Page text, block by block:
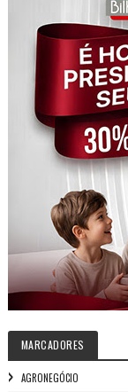
MARCADORES
AGRONEGÓCIO